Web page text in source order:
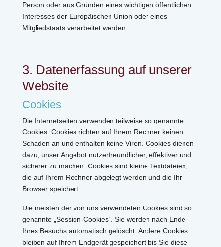
Person oder aus Gründen eines wichtigen öffentlichen
Interesses der Europäischen Union oder eines
Mitgliedstaats verarbeitet werden.
3. Datenerfassung auf unserer
Website
Cookies
Die Internetseiten verwenden teilweise so genannte
Cookies. Cookies richten auf Ihrem Rechner keinen
Schaden an und enthalten keine Viren. Cookies dienen
dazu, unser Angebot nutzerfreundlicher, effektiver und
sicherer zu machen. Cookies sind kleine Textdateien,
die auf Ihrem Rechner abgelegt werden und die Ihr
Browser speichert.
Die meisten der von uns verwendeten Cookies sind so
genannte „Session-Cookies“. Sie werden nach Ende
Ihres Besuchs automatisch gelöscht. Andere Cookies
bleiben auf Ihrem Endgerät gespeichert bis Sie diese